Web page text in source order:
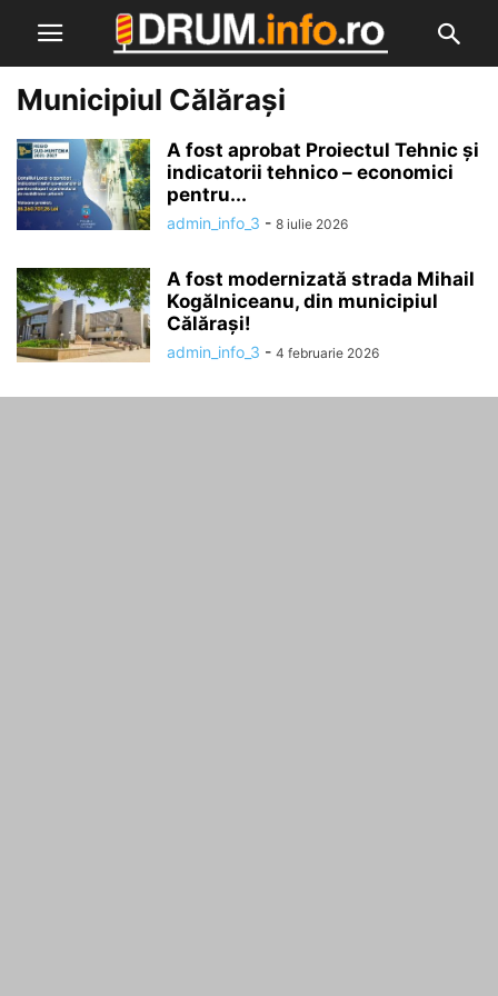
Municipiul Călărași
A fost aprobat Proiectul Tehnic și
indicatorii tehnico – economici
pentru...
admin_info_3 - 8 iulie 2026
A fost modernizată strada Mihail
Kogălniceanu, din municipiul
Călărași!
admin_info_3 - 4 februarie 2026